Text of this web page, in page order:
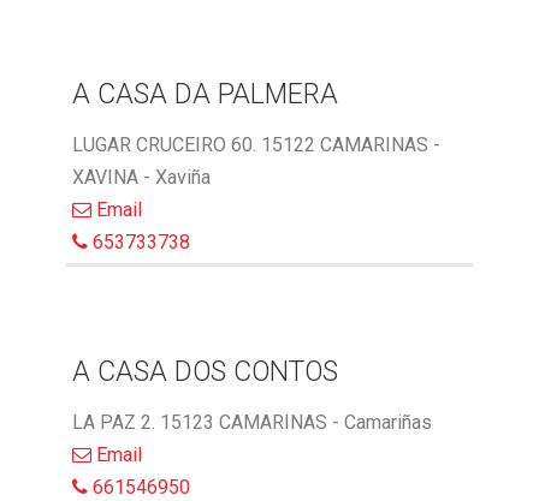
A CASA DA PALMERA
LUGAR CRUCEIRO 60. 15122 CAMARINAS -
XAVINA - Xaviña
Email
653733738
A CASA DOS CONTOS
LA PAZ 2. 15123 CAMARINAS - Camariñas
Email
661546950